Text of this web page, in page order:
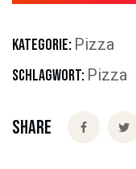
KATEGORIE: Pizza
SCHLAGWORT: Pizza
Share